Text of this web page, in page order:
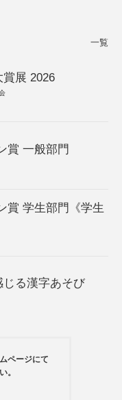
一覧
展 2026
賞 一般部門
賞 学生部門《学生
る漢字あそび
ページにて
。